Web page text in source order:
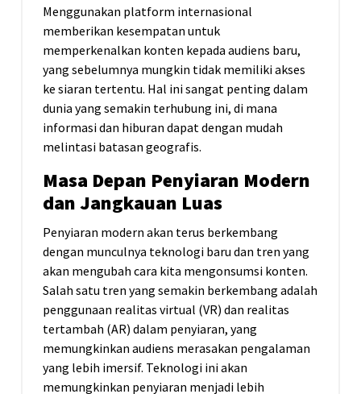
Menggunakan platform internasional
memberikan kesempatan untuk
memperkenalkan konten kepada audiens baru,
yang sebelumnya mungkin tidak memiliki akses
ke siaran tertentu. Hal ini sangat penting dalam
dunia yang semakin terhubung ini, di mana
informasi dan hiburan dapat dengan mudah
melintasi batasan geografis.
Masa Depan Penyiaran Modern
dan Jangkauan Luas
Penyiaran modern akan terus berkembang
dengan munculnya teknologi baru dan tren yang
akan mengubah cara kita mengonsumsi konten.
Salah satu tren yang semakin berkembang adalah
penggunaan realitas virtual (VR) dan realitas
tertambah (AR) dalam penyiaran, yang
memungkinkan audiens merasakan pengalaman
yang lebih imersif. Teknologi ini akan
memungkinkan penyiaran menjadi lebih